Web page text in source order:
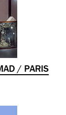
/ PARIS